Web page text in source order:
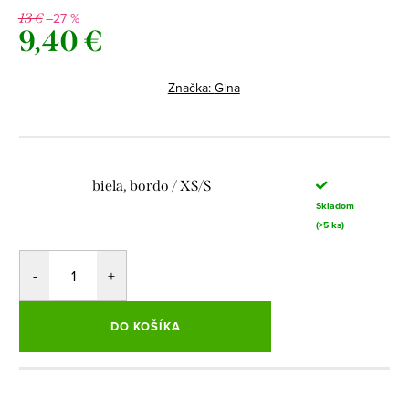
13 €–27 %
9,40 €
Značka: Gina
biela, bordo / XS/S
Skladom
(>5 ks)
DO KOŠÍKA